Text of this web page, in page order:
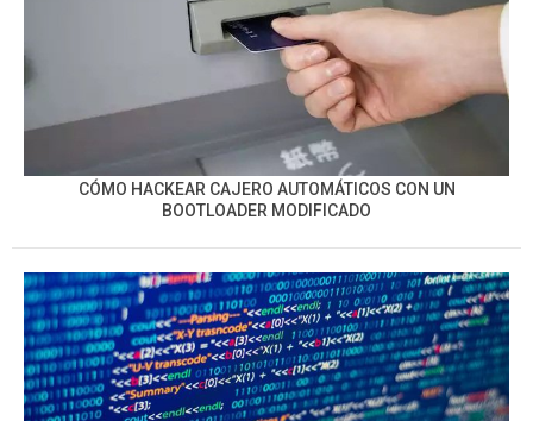
CÓMO HACKEAR CAJERO AUTOMÁTICOS CON UN
BOOTLOADER MODIFICADO